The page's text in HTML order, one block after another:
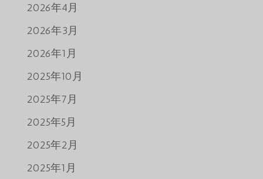
2026年4月
2026年3月
2026年1月
2025年10月
2025年7月
2025年5月
2025年2月
2025年1月